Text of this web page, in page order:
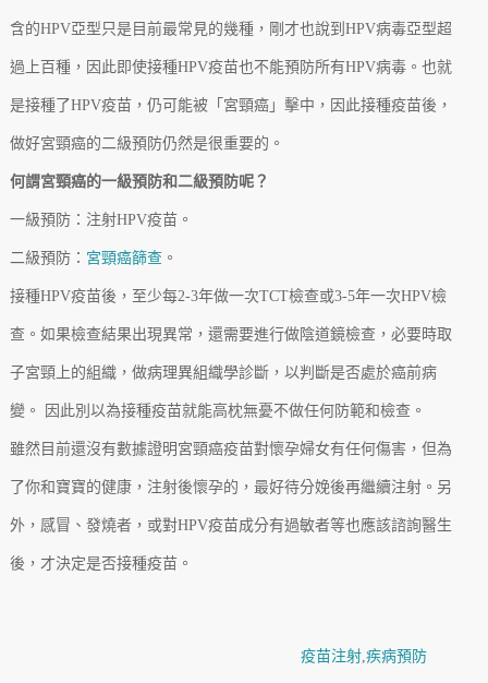
含的HPV亞型只是目前最常見的幾種，剛才也說到HPV病毒亞型超
過上百種，因此即使接種HPV疫苗也不能預防所有HPV病毒。也就
是接種了HPV疫苗，仍可能被「宮頸癌」擊中，因此接種疫苗後，
做好宮頸癌的二級預防仍然是很重要的。
何謂宮頸癌的一級預防和二級預防呢？
一級預防：注射HPV疫苗。
二級預防： 宮頸癌篩查。
接種HPV疫苗後，至少每2-3年做一次TCT檢查或3-5年一次HPV檢
查。如果檢查結果出現異常，還需要進行做陰道鏡檢查，必要時取
子宮頸上的組織，做病理異組織學診斷，以判斷是否處於癌前病
變。 因此別以為接種疫苗就能高枕無憂不做任何防範和檢查。
雖然目前還沒有數據證明宮頸癌疫苗對懷孕婦女有任何傷害，但為
了你和寶寶的健康，注射後懷孕的，最好待分娩後再繼續注射。另
外，感冒、發燒者，或對HPV疫苗成分有過敏者等也應該諮詢醫生
後，才決定是否接種疫苗。
疫苗注射, 疾病預防